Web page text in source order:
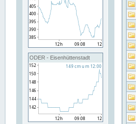
ODER - Eisenhüttenstadt